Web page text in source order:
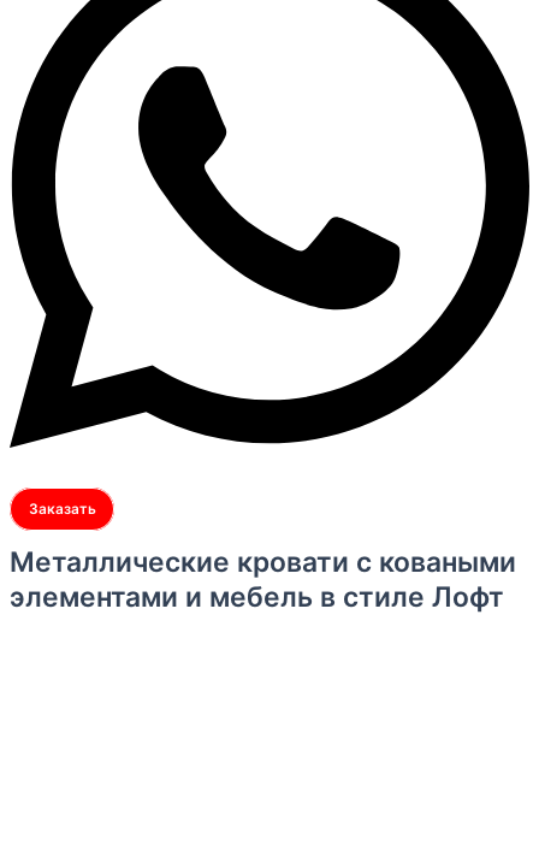
Заказать
Металлические кровати с коваными
элементами и мебель в стиле Лофт